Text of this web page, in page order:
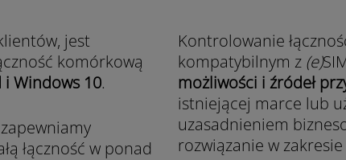
jest
komórkową
i Windows 10.
łączność w ponad
Kontrolowanie
kompatybilnym z (e)
możliwości i źródeł
istniejącej marce lub
uzasadnieniem
rozwiązanie w zakresie